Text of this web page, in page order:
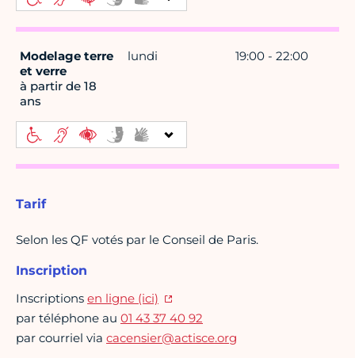
Modelage terre
et verre
à partir de 18
ans
lundi 19:00 - 22:00
Tarif
Selon les QF votés par le Conseil de Paris.
Inscription
Inscriptions en ligne (ici)
par téléphone au 01 43 37 40 92
par courriel via cacensier@actisce.org